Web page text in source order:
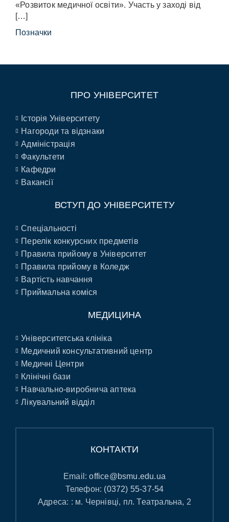
«Розвиток медичної освіти». Участь у заході від
[…]
Позначки
ПРО УНІВЕРСИТЕТ
Історія Університету
Нагороди та відзнаки
Адміністрація
Факультети
Кафедри
Вакансії
ВСТУП ДО УНІВЕРСИТЕТУ
Спеціальності
Перелік конкурсних предметів
Правила прийому в Університет
Правила прийому в Коледж
Вартість навчання
Приймальна коміся
МЕДИЦИНА
Університетська клініка
Медичний консультативний центр
Медичні Центри
Клінічні бази
Навчально-виробнича аптека
Лікувальний відділ
КОНТАКТИ
Email:office@bsmu.edu.ua
Телефон: (0372) 55-37-54
Адреса: : м. Чернівці, пл. Театральна, 2